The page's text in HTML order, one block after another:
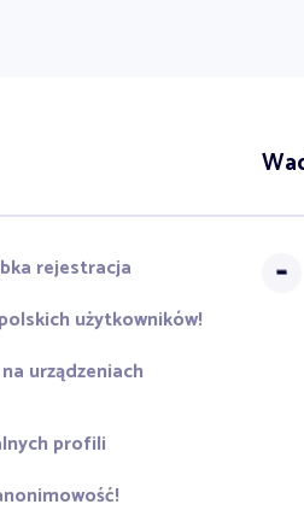
rejestracja
użytkowników!
urządzeniach
profili